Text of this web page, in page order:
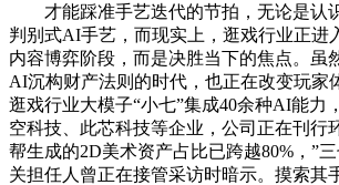
才能踩准手艺迭代的节拍，无论是认
判别式AI手艺，而现实上，逛戏行业正进
内容博弈阶段，而是决胜当下的焦点。虽
AI沉构财产法则的时代，也正在改变玩家
逛戏行业大模子“小七”集成40余种AI能力
空科技、此芯科技等企业，公司正在刊行
帮生成的2D美术资产占比已跨越80%，”
关担任人曾正在接管采访时暗示。摸索其